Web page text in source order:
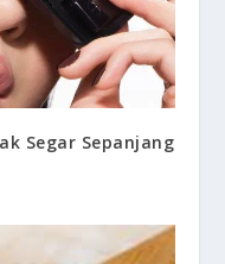
Segar Sepanjang